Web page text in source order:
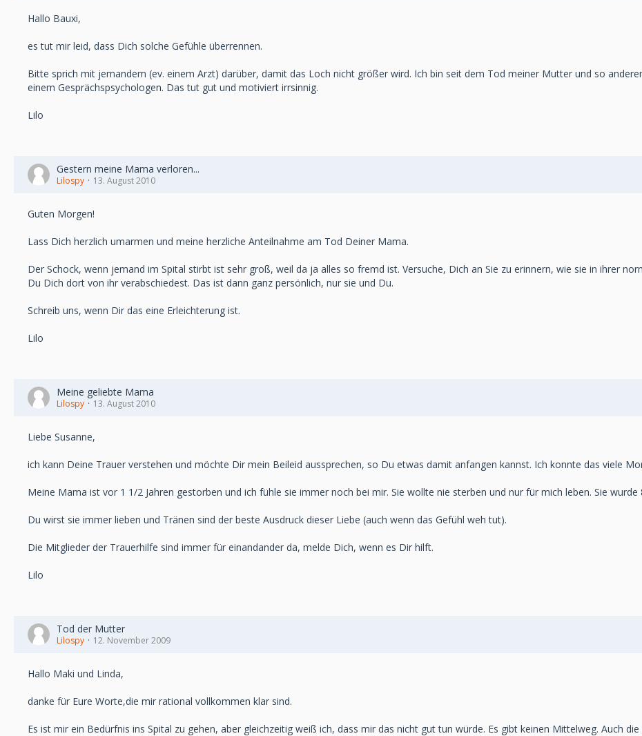
Hallo Bauxi,
es tut mir leid, dass Dich solche Gefühle überrennen.
Bitte sprich mit jemandem (ev. einem Arzt) darüber, damit das Loch nicht größer wird. Ich bin seit dem Tod meiner Mutter und so
einem Gesprächspsychologen. Das tut gut und motiviert irrsinnig.
Lilo
Gestern meine Mama verloren...
Lilospy 13. August 2010
Guten Morgen!
Lass Dich herzlich umarmen und meine herzliche Anteilnahme am Tod Deiner Mama.
Der Schock, wenn jemand im Spital stirbt ist sehr groß, weil da ja alles so fremd ist. Versuche, Dich an Sie zu erinnern, wie sie in ihrer
Du Dich dort von ihr verabschiedest. Das ist dann ganz persönlich, nur sie und Du.
Schreib uns, wenn Dir das eine Erleichterung ist.
Lilo
Meine geliebte Mama
Lilospy 13. August 2010
Liebe Susanne,
ich kann Deine Trauer verstehen und möchte Dir mein Beileid aussprechen, so Du etwas damit anfangen kannst. Ich konnte das viele
Meine Mama ist vor 1 1/2 Jahren gestorben und ich fühle sie immer noch bei mir. Sie wollte nie sterben und nur für mich leben. Sie wurde
Du wirst sie immer lieben und Tränen sind der beste Ausdruck dieser Liebe (auch wenn das Gefühl weh tut).
Die Mitglieder der Trauerhilfe sind immer für einandander da, melde Dich, wenn es Dir hilft.
Lilo
Tod der Mutter
Lilospy 12. November 2009
Hallo Maki und Linda,
danke für Eure Worte,die mir rational vollkommen klar sind.
Es ist mir ein Bedürfnis ins Spital zu gehen, aber gleichzeitig weiß ich, dass mir das nicht gut tun würde. Es gibt keinen Mittelweg. Auch